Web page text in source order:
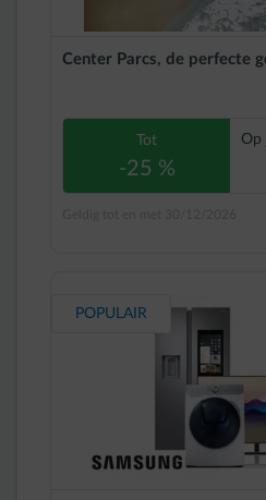
Center Parcs, de perfecte
Tot
-25 %
Op
POPULAIR